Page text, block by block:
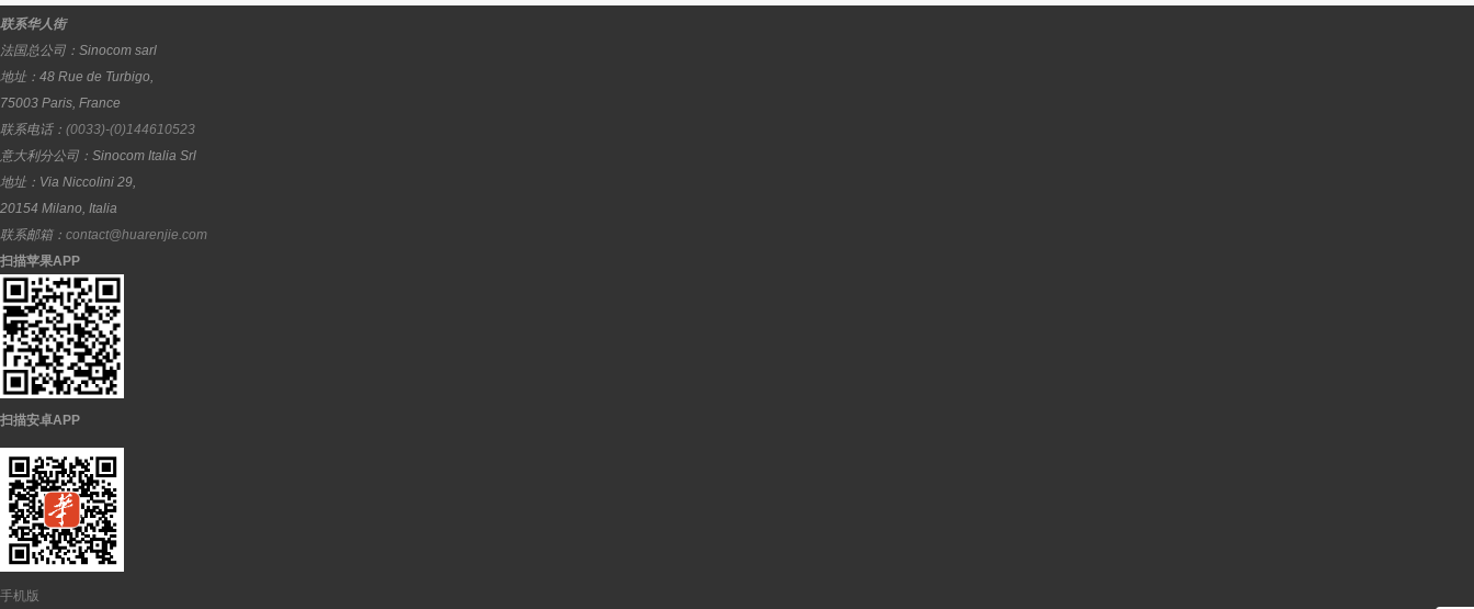
联系华人街
法国总公司： Sinocom sarl
地址： 48 Rue de Turbigo,
75003 Paris, France
联系电话： (0033)-(0)144610523
意大利分公司： Sinocom Italia Srl
地址： Via Niccolini 29,
20154 Milano, Italia
联系邮箱： contact@huarenjie.com
扫描苹果APP
扫描安卓APP
手机版